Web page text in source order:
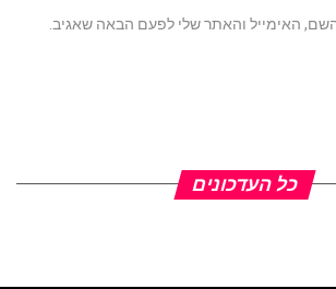
האימייל והאתר שלי לפעם הבאה שאגיב.
כל העדכונים